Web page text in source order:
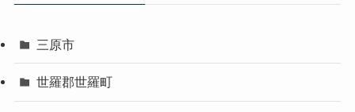
三原市
世羅郡世羅町